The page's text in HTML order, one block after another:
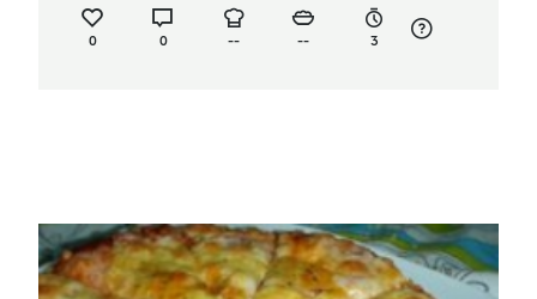
0 0 -- -- 3